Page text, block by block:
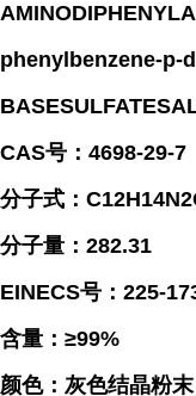
phenylbenzene-p-
CAS号：4698-29-7
分子式：
分子量：282.31
EINECS号：225-
含量：≥99%
颜色：灰色结晶粉末